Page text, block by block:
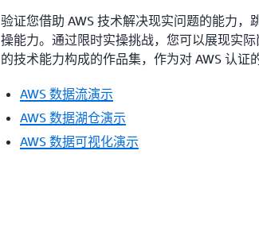
验证您借助 AWS 技术解决现实问题的能力，
操能力。通过限时实操挑战，您可以展现实
的技术能力构成的作品集，作为对 AWS 认证
AWS 数据流演示
AWS 数据湖仓演示
AWS 数据可视化演示